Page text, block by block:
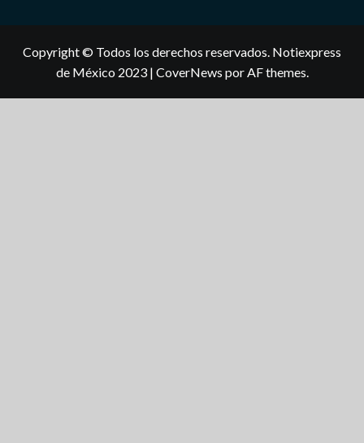
Copyright © Todos los derechos reservados. Notiexpress
de México 2023 | CoverNews por AF themes.